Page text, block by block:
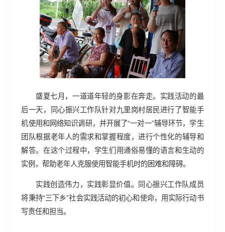
盛夏七月，一道道年轻的身影在奔走。实践活动的最
后一天，同心振兴工作队针对九里岗村居民进行了智能手
机使用和网络知识调研，并开展了“一对一”辅导环节，学生
团队根据老年人的需求和掌握程度，进行个性化的辅导和
解答。在这个过程中，学生们用通俗易懂的语言和生动的
实例，帮助老年人克服使用智能手机时的困难和障碍。
实践创造伟力，实践彰显价值。同心振兴工作队成员
将秉持“三下乡”社会实践活动的初心和使命，用实际行动书
写责任和担当。